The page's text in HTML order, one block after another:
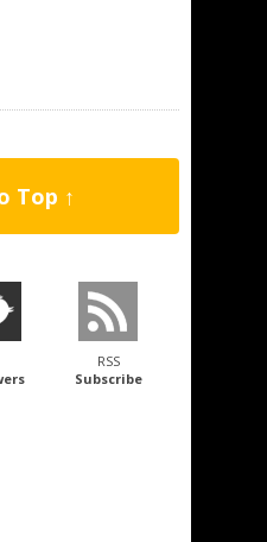
Top ↑
RSS
Subscribe